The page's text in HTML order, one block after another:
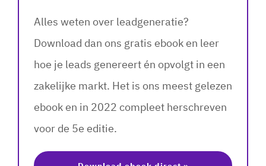
Alles weten over leadgeneratie?
Download dan ons gratis ebook en leer
hoe je leads genereert én opvolgt in een
zakelijke markt. Het is ons meest gelezen
ebook en in 2022 compleet herschreven
voor de 5e editie.